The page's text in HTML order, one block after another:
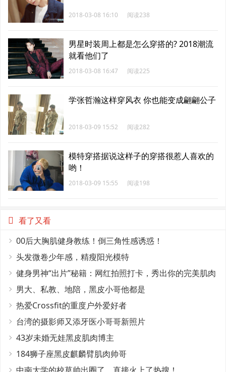
2018-03-08 16:10 阅读238
男星时装周上都是怎么穿搭的? 2018潮流
就看他们了
2018-03-08 16:47 阅读225
学张哲瀚这样穿风衣 你也能变成翩翩公子
2018-03-09 15:52 阅读282
模特穿搭据说这样子的穿搭很惹人喜欢的
哟！
2018-03-09 15:55 阅读198
看了又看
00后大胸肌健身教练！倒三角性感诱惑！
头发微卷少年感，精瘦阳光模特
健身男神“出片”秘籍：网红拍照打卡，秀出你的完美肌肉
线条！
男大、私教、地陪，黑皮小哥他都是
热爱Crossfit的重度户外爱好者
台湾的摄影师又添牙医小哥哥新照片
43岁未婚无娃黑皮肌肉博主
184狮子座黑皮麒麟臂肌肉帅哥